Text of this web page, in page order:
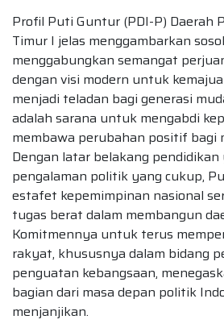
Profil Puti Guntur (PDI-P) Daerah
Timur I jelas menggambarkan
menggabungkan semangat
dengan visi modern untuk
menjadi teladan bagi generasi
adalah sarana untuk mengabdi
membawa perubahan positif bagi
Dengan latar belakang
pengalaman politik yang cukup,
estafet kepemimpinan nasional
tugas berat dalam membangun
Komitmennya untuk terus
rakyat, khususnya dalam bidang
penguatan kebangsaan,
bagian dari masa depan politik
menjanjikan.